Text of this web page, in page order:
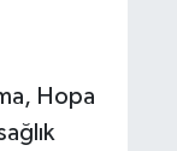
Hopa